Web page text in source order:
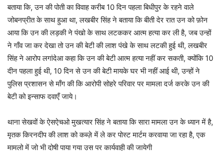
बताया कि, उन की पोती का विवाह करीब 10 दिन पहला बिधीपुर के रहने वाले
जोबनप्रीत के साथ हुआ था, लखबीर सिंह ने बताया कि बीती देर रात उन को फ़ोन
आया कि उन की लड़की ने पंखो के साथ लटककर आत्म हत्या कर ली है, जब उन्हों
ने गाँव जा कर देखा तो उन की बेटी की लाश पंखे के साथ लटकी हुई थी, लखबीर
सिंह ने आरोप लगांदेआ कहा कि उन की बेटी आत्म हत्या नहीं कर सकती, क्योंकि 10
दीन पहला हुई थी, 10 दिन से उन की बेटी मायके घर भी नहीं आई थी, उन्हों ने
पुलिस प्रशासन से माँग की कि आरोपी सोहरे परिवार पर मामला दर्ज करके उन की
बेटी को इन्साफ दवाएँ जाये।
थाना सेखवों के ऐसऐचओ मुखत्यार सिंह ने बताया कि सारा मामला उन के ध्यान में है,
मृतक किरनदीप की लाश को कब्ज़े में ले कर पोस्ट मार्टम करवाया जा रहा है, एक
मामलो में जो भी दोषी पाया गया उस पर कार्यवाही की जायेगी